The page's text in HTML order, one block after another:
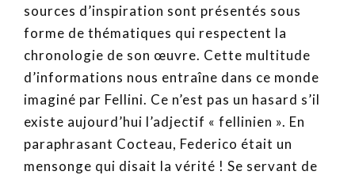
sources d’inspiration sont présentés sous
forme de thématiques qui respectent la
chronologie de son œuvre. Cette multitude
d’informations nous entraîne dans ce monde
imaginé par Fellini. Ce n’est pas un hasard s’il
existe aujourd’hui l’adjectif « fellinien ». En
paraphrasant Cocteau, Federico était un
mensonge qui disait la vérité ! Se servant de